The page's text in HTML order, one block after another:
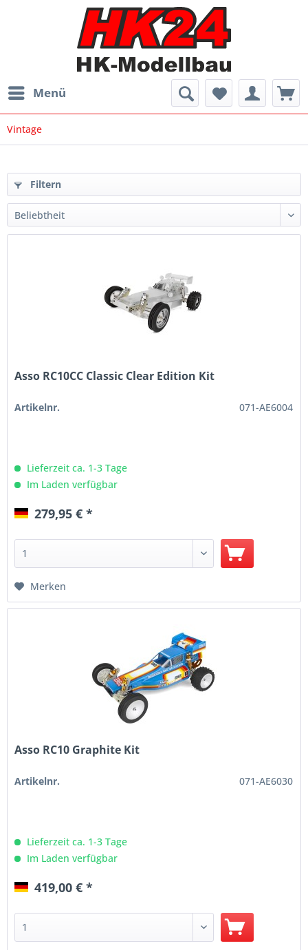
Menü
Vintage
Filtern
Asso RC10CC Classic Clear Edition Kit
Artikelnr. 071-AE6004
Lieferzeit ca. 1-3 Tage
Im Laden verfügbar
279,95 € *
Merken
Asso RC10 Graphite Kit
Artikelnr. 071-AE6030
Lieferzeit ca. 1-3 Tage
Im Laden verfügbar
419,00 € *